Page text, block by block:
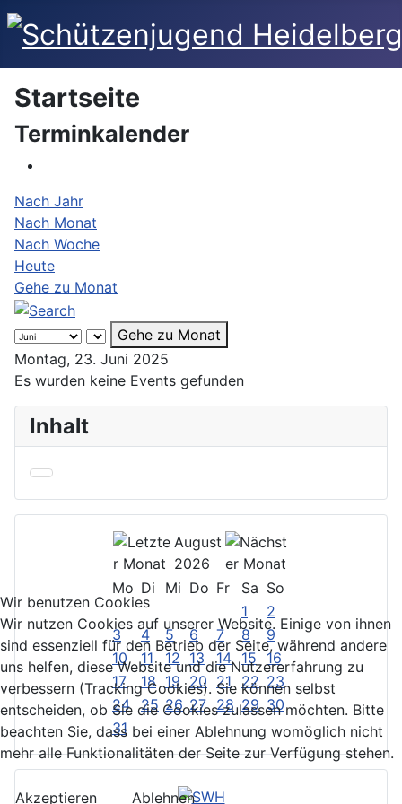
Startseite
Terminkalender
Nach Jahr
Nach Monat
Nach Woche
Heute
Gehe zu Monat
Gehe zu Monat
Montag, 23. Juni 2025
Es wurden keine Events gefunden
Inhalt
August
2026
Mo Di Mi Do Fr Sa So
1
2
3
4 5 6 7 8
9
10
11 12 13 14 15
16
17
18 19 20 21 22 23
24 25 26 27 28 29 30
31
Wir benutzen Cookies
Wir nutzen Cookies auf unserer Website. Einige von ihnen
sind essenziell für den Betrieb der Seite, während andere
uns helfen, diese Website und die Nutzererfahrung zu
verbessern (Tracking Cookies). Sie können selbst
entscheiden, ob Sie die Cookies zulassen möchten. Bitte
beachten Sie, dass bei einer Ablehnung womöglich nicht
mehr alle Funktionalitäten der Seite zur Verfügung stehen.
Akzeptieren Ablehnen